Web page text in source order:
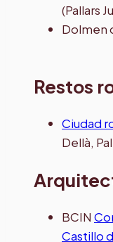
(Pallars
Dolmen
Restos
Ciudad
Dellà,
BCIN
Castillo